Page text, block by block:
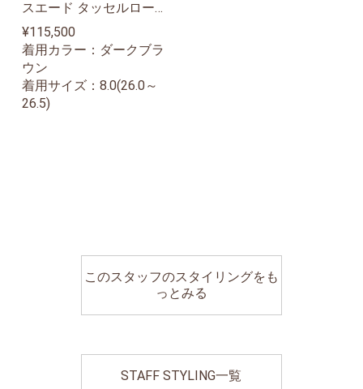
スエード タッセルローフ
ァー
¥115,500
着用カラー：ダークブラ
ウン
着用サイズ：8.0(26.0～
26.5)
このスタッフのスタイリングをも
っとみる
STAFF STYLING一覧